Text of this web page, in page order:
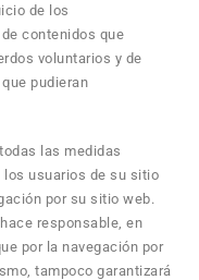
de los
contenidos que
voluntarios y de
pudieran
las medidas
los usuarios de su sitio
por su sitio web.
responsable, en
por la navegación por
tampoco garantizará